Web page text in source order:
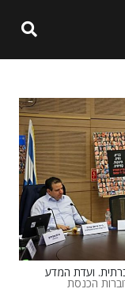
ועדת המדע
הכנסת